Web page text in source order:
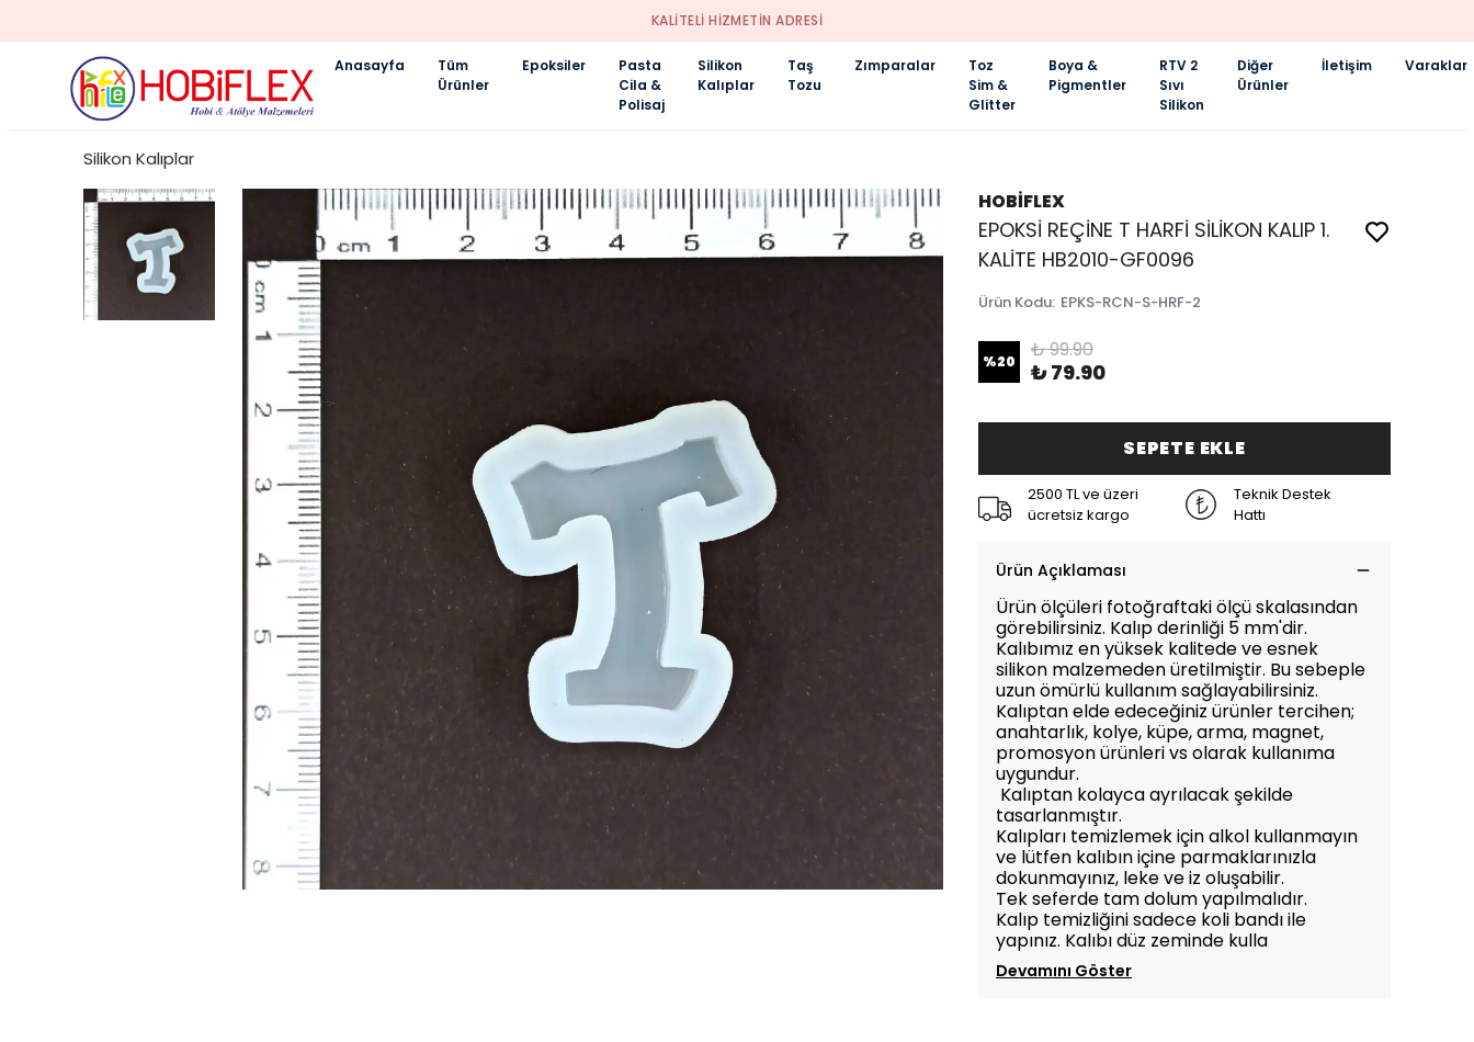
KALİTELİ HİZMETİN ADRESİ
Anasayfa
Tüm
Ürünler
Epoksiler
Pasta
Cila &
Polisaj
Silikon
Kalıplar
Taş
Tozu
Zımparalar
Toz
Sim &
Glitter
Boya &
Pigmentler
RTV 2
Sıvı
Silikon
Diğer
Ürünler
İletişim Varaklar
Silikon Kalıplar
HOBİFLEX
EPOKSİ REÇİNE T HARFİ SİLİKON KALIP 1.
KALİTE HB2010-GF0096
Ürün Kodu: EPKS-RCN-S-HRF-2
%20 ₺ 99.90
₺ 79.90
SEPETE EKLE
2500 TL ve üzeri
ücretsiz kargo
Teknik Destek
Hattı
Ürün Açıklaması
Ürün ölçüleri fotoğraftaki ölçü skalasından
görebilirsiniz. Kalıp derinliği 5 mm'dir.
Kalıbımız en yüksek kalitede ve esnek
silikon malzemeden üretilmiştir. Bu sebeple
uzun ömürlü kullanım sağlayabilirsiniz.
Kalıptan elde edeceğiniz ürünler tercihen;
anahtarlık, kolye, küpe, arma, magnet,
promosyon ürünleri vs olarak kullanıma
uygundur.
Kalıptan kolayca ayrılacak şekilde
tasarlanmıştır.
Kalıpları temizlemek için alkol kullanmayın
ve lütfen kalıbın içine parmaklarınızla
dokunmayınız, leke ve iz oluşabilir.
Tek seferde tam dolum yapılmalıdır.
Kalıp temizliğini sadece koli bandı ile
yapınız. Kalıbı düz zeminde kulla
Devamını Göster